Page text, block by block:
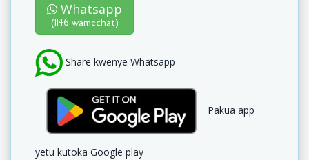
Whatsapp
(1146 wamechat)
Share kwenye Whatsapp
Pakua app
yetu kutoka Google play